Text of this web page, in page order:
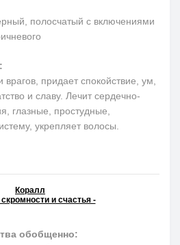
полосчатый с включениями
придает спокойствие, ум,
и славу. Лечит сердечно-
глазные, простудные,
укрепляет волосы.
Коралл
и счастья -
обобщенно: